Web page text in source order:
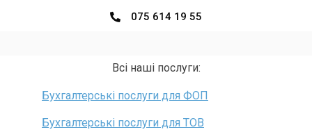
075 614 19 55
Всі наші послуги:
Бухгалтерські послуги для ФОП
Бухгалтерські послуги для ТОВ